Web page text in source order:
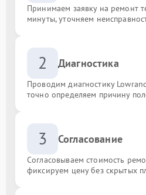
Принимаем заявку на ремонт
минуты, уточняем
2 Диагностика
Проводим диагностику
точно определяем причину
3 Согласование
Согласовываем стоимость
фиксируем цену без скрытых